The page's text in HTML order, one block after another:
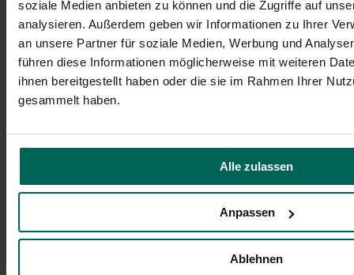
soziale Medien anbieten zu können und die Zugriffe auf
analysieren. Außerdem geben wir Informationen zu Ihrer
an unsere Partner für soziale Medien, Werbung und
führen diese Informationen möglicherweise mit weiteren
ihnen bereitgestellt haben oder die sie im Rahmen Ihrer
gesammelt haben.
Alle zulassen
Anpassen
Ablehnen
Städteregion Nürnberg